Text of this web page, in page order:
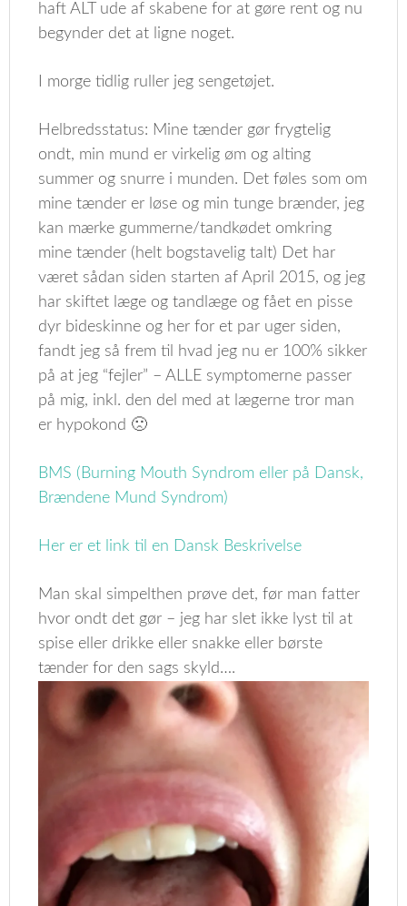
haft ALT ude af skabene for at gøre rent og nu
begynder det at ligne noget.
I morge tidlig ruller jeg sengetøjet.
Helbredsstatus: Mine tænder gør frygtelig
ondt, min mund er virkelig øm og alting
summer og snurre i munden. Det føles som om
mine tænder er løse og min tunge brænder, jeg
kan mærke gummerne/tandkødet omkring
mine tænder (helt bogstavelig talt) Det har
været sådan siden starten af April 2015, og jeg
har skiftet læge og tandlæge og fået en pisse
dyr bideskinne og her for et par uger siden,
fandt jeg så frem til hvad jeg nu er 100% sikker
på at jeg “fejler” – ALLE symptomerne passer
på mig, inkl. den del med at lægerne tror man
er hypokond 🙁
BMS (Burning Mouth Syndrom eller på Dansk,
Brændene Mund Syndrom)
Her er et link til en Dansk Beskrivelse
Man skal simpelthen prøve det, før man fatter
hvor ondt det gør – jeg har slet ikke lyst til at
spise eller drikke eller snakke eller børste
tænder for den sags skyld….